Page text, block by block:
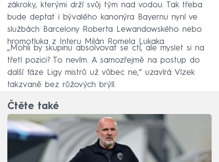
zákroky, kterými drží svůj tým nad vodou. Tak třeba
bude deptat i bývalého kanonýra Bayernu nyní ve
službách Barcelony Roberta Lewandowského nebo
hromotluka z Interu Milán Romela Lukaka.
„Mohli by skupinu absolvovat se ctí, ale myslet si na
třetí pozici? To nevím. A samozřejmě na postup do
další fáze Ligy mistrů už vůbec ne,“ uzavírá Vízek
takzvaně bez růžových brýlí.
Čtěte také